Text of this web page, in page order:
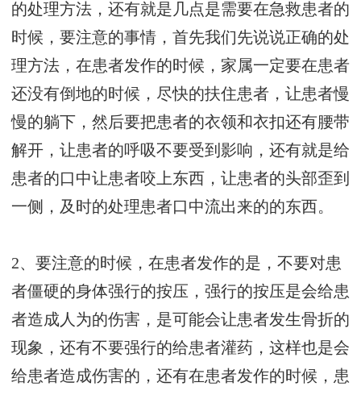
的处理方法，还有就是几点是需要在急救患者的
时候，要注意的事情，首先我们先说说正确的处
理方法，在患者发作的时候，家属一定要在患者
还没有倒地的时候，尽快的扶住患者，让患者慢
慢的躺下，然后要把患者的衣领和衣扣还有腰带
解开，让患者的呼吸不要受到影响，还有就是给
患者的口中让患者咬上东西，让患者的头部歪到
一侧，及时的处理患者口中流出来的的东西。
2、要注意的时候，在患者发作的是，不要对患
者僵硬的身体强行的按压，强行的按压是会给患
者造成人为的伤害，是可能会让患者发生骨折的
现象，还有不要强行的给患者灌药，这样也是会
给患者造成伤害的，还有在患者发作的时候，患